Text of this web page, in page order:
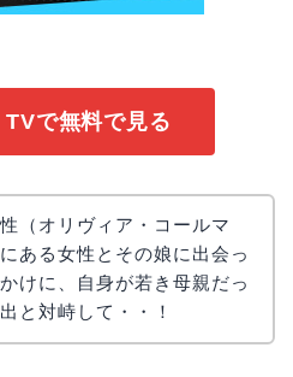
で無料で見る
（オリヴィア・コールマ
ある女性とその娘に出会っ
けに、自身が若き母親だっ
と対峙して・・！